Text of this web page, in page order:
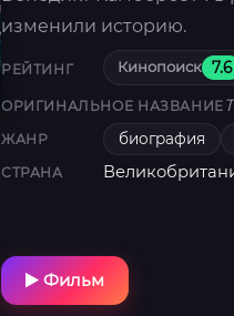
изменили историю.
РЕЙТИНГ Кинопоиск 7.6
ОРИГИНАЛЬНОЕ НАЗВАНИЕ
ЖАНР биография
СТРАНА
Фильм